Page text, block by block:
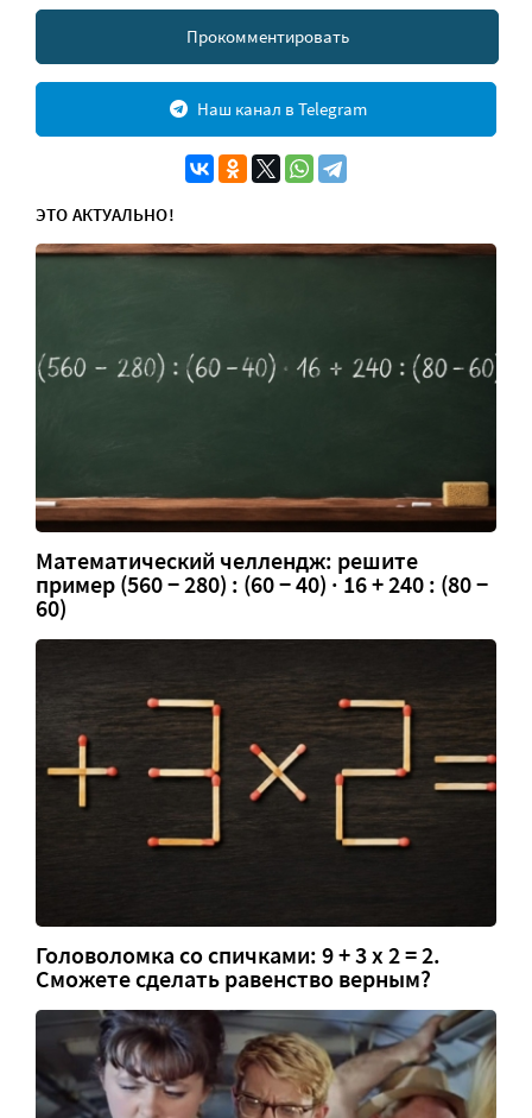
Прокомментировать
Наш канал в Telegram
ЭТО АКТУАЛЬНО!
Математический челлендж: решите
пример (560 − 280) : (60 − 40) · 16 + 240 : (80 −
60)
Головоломка со спичками: 9 + 3 х 2 = 2.
Сможете сделать равенство верным?